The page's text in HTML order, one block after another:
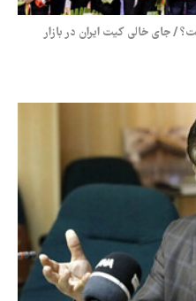
/ جای خالی کیت ایران در بازار